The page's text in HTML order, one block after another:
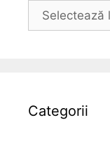
Arhiva
Categorii